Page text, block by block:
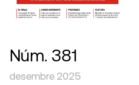
Núm. 381
desembre 2025